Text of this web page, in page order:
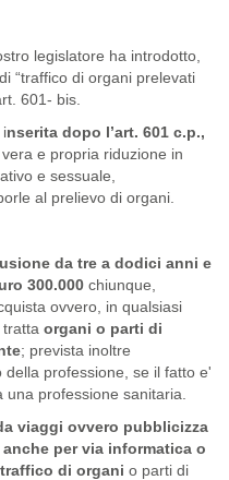
legislatore ha introdotto,
“traffico di organi prelevati
601- bis.
inserita dopo l’art. 601 c.p.,
, vera e propria riduzione in
e sessuale,
al prelievo di organi.
da tre a dodici anni e
300.000 chiunque,
ovvero, in qualsiasi
organi o parti di
; prevista inoltre
professione, se il fatto e'
professione sanitaria.
viaggi ovvero pubblicizza
per via informatica o
di organi o parti di